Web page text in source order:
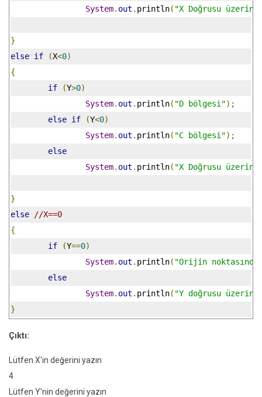
System. out . println( "X Doğrusu
}
else if (X<0)
{
if
(Y>0)
System. out . println( "D bölgesi");
else if (Y<0)
System. out . println( "C bölgesi");
else
System. out . println( "X Doğrusu
}
else
//X==0
{
if
(Y==0)
System. out . println( "Orijin
else
System. out . println( "Y doğrusu
}
Çıktı:
Lütfen X'in değerini yazın
4
Lütfen Y'nin değerini yazın